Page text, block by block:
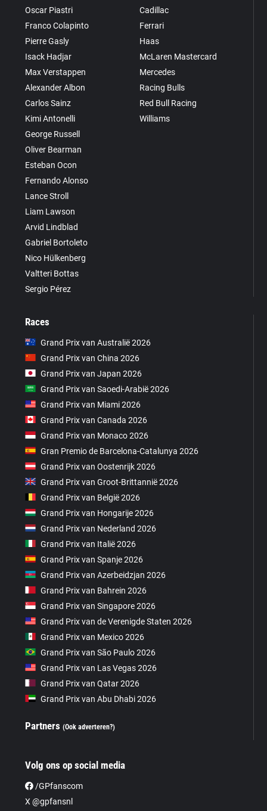
Oscar Piastri
Franco Colapinto
Pierre Gasly
Isack Hadjar
Max Verstappen
Alexander Albon
Carlos Sainz
Kimi Antonelli
George Russell
Oliver Bearman
Esteban Ocon
Fernando Alonso
Lance Stroll
Liam Lawson
Arvid Lindblad
Gabriel Bortoleto
Nico Hülkenberg
Valtteri Bottas
Sergio Pérez
Cadillac
Ferrari
Haas
McLaren Mastercard
Mercedes
Racing Bulls
Red Bull Racing
Williams
Races
Grand Prix van Australië 2026
Grand Prix van China 2026
Grand Prix van Japan 2026
Grand Prix van Saoedi-Arabië 2026
Grand Prix van Miami 2026
Grand Prix van Canada 2026
Grand Prix van Monaco 2026
Gran Premio de Barcelona-Catalunya 2026
Grand Prix van Oostenrijk 2026
Grand Prix van Groot-Brittannië 2026
Grand Prix van België 2026
Grand Prix van Hongarije 2026
Grand Prix van Nederland 2026
Grand Prix van Italië 2026
Grand Prix van Spanje 2026
Grand Prix van Azerbeidzjan 2026
Grand Prix van Bahrein 2026
Grand Prix van Singapore 2026
Grand Prix van de Verenigde Staten 2026
Grand Prix van Mexico 2026
Grand Prix van São Paulo 2026
Grand Prix van Las Vegas 2026
Grand Prix van Qatar 2026
Grand Prix van Abu Dhabi 2026
Partners(Ook adverteren?)
Volg ons op social media
/GPfanscom
X @gpfansnl